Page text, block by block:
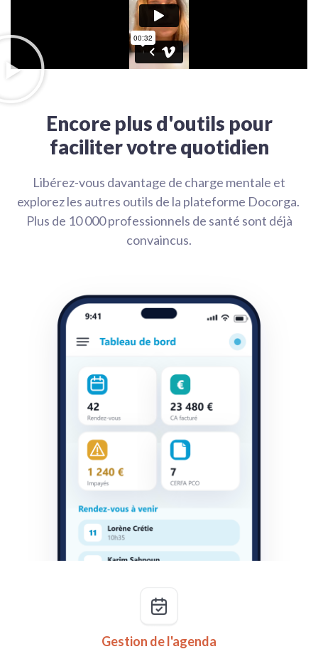
Encore plus d'outils pour
faciliter votre quotidien
Libérez-vous davantage de charge mentale et
explorez les autres outils de la plateforme Docorga.
Plus de 10 000 professionnels de santé sont déjà
convaincus.
Gestion de l'agenda